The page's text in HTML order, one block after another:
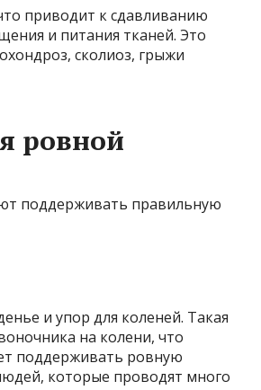
приводит к сдавливанию
и питания тканей. Это
сколиоз, грыжи
ровной
поддерживать правильную
и упор для коленей. Такая
на колени, что
поддерживать ровную
которые проводят много